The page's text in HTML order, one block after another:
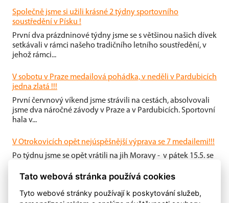
Společně jsme si užili krásné 2 týdny sportovního
soustředění v Písku !
První dva prázdninové týdny jsme se s většinou našich dívek
setkávali v rámci našeho tradičního letního soustředění, v
jehož rámci...
V sobotu v Praze medailová pohádka, v neděli v Pardubicích
jedna zlatá !!!
První červnový víkend jsme strávili na cestách, absolvovali
jsme dva náročné závody v Praze a v Pardubicích. Sportovní
hala v...
V Otrokovicích opět nejúspěšnější výprava se 7 medailemi!!!
Po týdnu jsme se opět vrátili na jih Moravy - v pátek 15.5. se
aerobiku Master...
Tato webová stránka používá cookies
Tyto webové stránky používají k poskytování služeb,